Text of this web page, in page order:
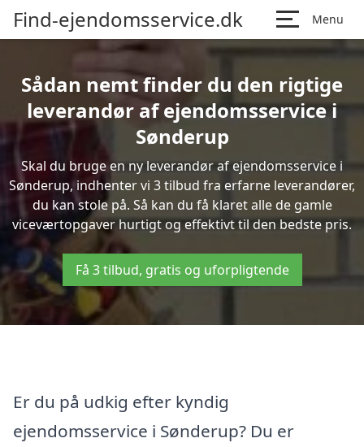
Find-ejendomsservice.dk Menu
Sådan nemt finder du den rigtige
leverandør af ejendomsservice i
Sønderup
Skal du bruge en ny leverandør af ejendomsservice i
Sønderup, indhenter vi 3 tilbud fra erfarne leverandører,
du kan stole på. Så kan du få klaret alle de gamle
viceværtopgaver hurtigt og effektivt til den bedste pris.
Få 3 tilbud, gratis og uforpligtende
Er du på udkig efter kyndig
ejendomsservice i Sønderup? Du er